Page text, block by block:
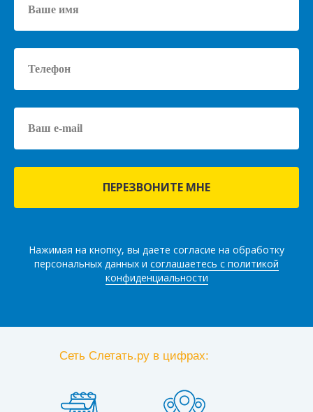
ПЕРЕЗВОНИТЕ МНЕ
Нажимая на кнопку, вы даете согласие на обработку
персональных данных и соглашаетесь с политикой
конфиденциальности
Сеть Слетать.ру в цифрах: